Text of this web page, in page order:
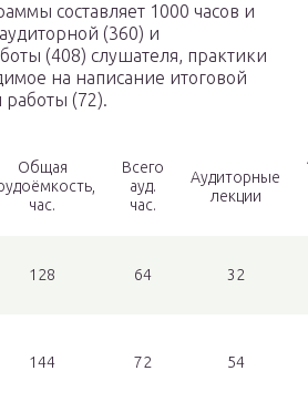
составляет 1000 часов и
(360) и
(408) слушателя, практики
на написание итоговой
(72).
Общая
час.
Всего
ауд.
час.
Аудиторные
лекции
128 64 32
144 72 54